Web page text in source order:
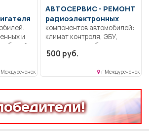
и
АВТОСЕРВИС - РЕМОНТ
радиоэлектронных
компонентов автомобилей:
климат контроля, ЭБУ,
сигнализации, брелков,
магнитол,
многофункциональных
другого. Быстро,
качественно, недорого!
Точная стоимость ремонта
определяется после
осмотра
500 руб.
г Междуреченск